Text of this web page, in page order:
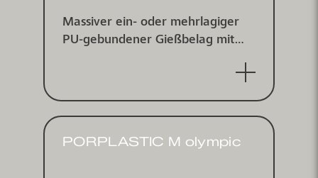
Massiver ein- oder mehr­lagiger
PU-gebundener Gieß­belag mit
PORPLASTIC M olympic